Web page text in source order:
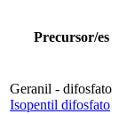
Precursor/es
Geranil - difosfato
Isopentil difosfato